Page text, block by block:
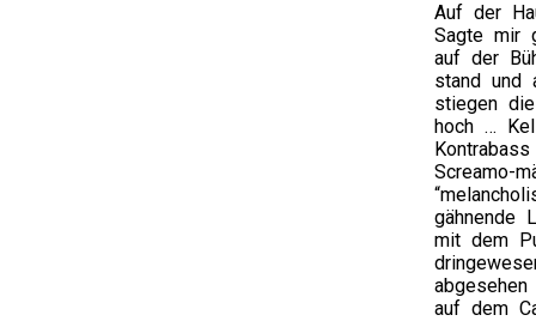
Auf der
Sagte mir
auf der
stand und
stiegen
hoch …
Screamo-
gähnende
mit dem
auf dem